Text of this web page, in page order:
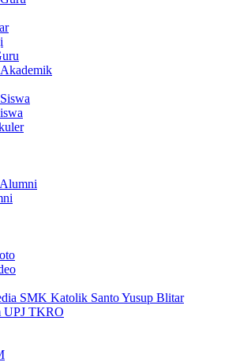
SMK Katolik Santo Yusup Blitar
UPJ TKRO